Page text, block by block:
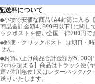
送料について
●小物で安価な商品(A4封筒に入る
商品合計金額4,999円以下)に関し
ックポストを使い全国一律200円で
●郵便・クリックポスト は期日・
せん。
●お買い上げ商品合計金額が5,000
2cmを超える】商品はトラック便(
運/佐川急便)又はレターパック/ク
送りいたします。